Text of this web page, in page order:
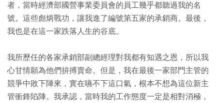
者，當時經濟部國營事業委員會的員工幾乎都聽過我的名
號。這些彪炳戰功，讓我進了編號第五家的承銷商。最後，
我也是在這一家跌落人生的谷底。
我所歷任的各家承銷部副總經理對我都有知遇之恩，所以我
心甘情願為他們拚搏賣命。但是，我在最後一家部門主管的
競爭中敗下陣來，實在嚥不下這口氣，根本不想為這位新主
管衝鋒陷陣。我承認，當時我的工作態度一定是相對消極，